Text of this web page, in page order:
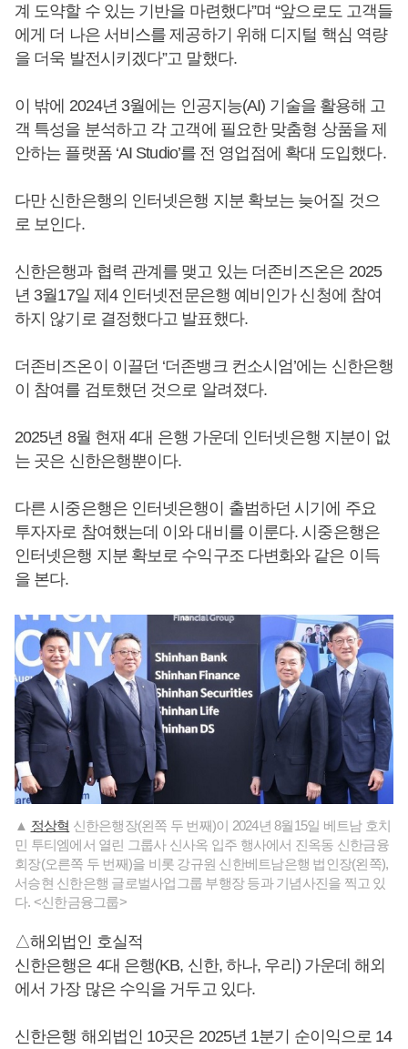
계 도약할 수 있는 기반을 마련했다”며 “앞으로도 고객들
에게 더 나은 서비스를 제공하기 위해 디지털 핵심 역량
을 더욱 발전시키겠다”고 말했다.
이 밖에 2024년 3월에는 인공지능(AI) 기술을 활용해 고
객 특성을 분석하고 각 고객에 필요한 맞춤형 상품을 제
안하는 플랫폼 ‘AI Studio’를 전 영업점에 확대 도입했다.
다만 신한은행의 인터넷은행 지분 확보는 늦어질 것으
로 보인다.
신한은행과 협력 관계를 맺고 있는 더존비즈온은 2025
년 3월17일 제4 인터넷전문은행 예비인가 신청에 참여
하지 않기로 결정했다고 발표했다.
더존비즈온이 이끌던 ‘더존뱅크 컨소시엄’에는 신한은행
이 참여를 검토했던 것으로 알려졌다.
2025년 8월 현재 4대 은행 가운데 인터넷은행 지분이 없
는 곳은 신한은행뿐이다.
다른 시중은행은 인터넷은행이 출범하던 시기에 주요
투자자로 참여했는데 이와 대비를 이룬다. 시중은행은
인터넷은행 지분 확보로 수익구조 다변화와 같은 이득
을 본다.
▲ 정상혁 신한은행장(왼쪽 두 번째)이 2024년 8월15일 베트남 호치
민 투티엠에서 열린 그룹사 신사옥 입주 행사에서 진옥동 신한금융
회장(오른쪽 두 번째)을 비롯 강규원 신한베트남은행 법인장(왼쪽),
서승현 신한은행 글로벌사업그룹 부행장 등과 기념사진을 찍고 있
다. <신한금융그룹>
△해외법인 호실적
신한은행은 4대 은행(KB, 신한, 하나, 우리) 가운데 해외
에서 가장 많은 수익을 거두고 있다.
신한은행 해외법인 10곳은 2025년 1분기 순이익으로 14